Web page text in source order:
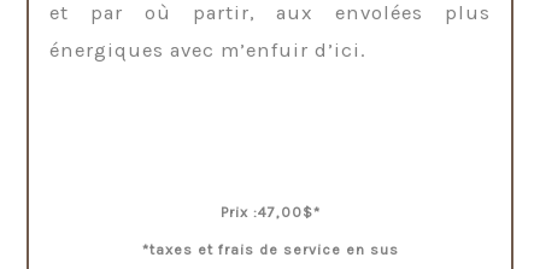
et par où partir, aux envolées plus
énergiques avec m’enfuir d’ici.
Prix :47,00$*
*taxes et frais de service en sus